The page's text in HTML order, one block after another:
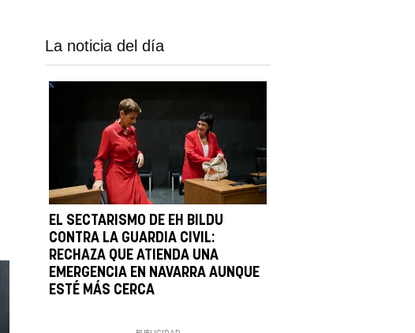
La noticia del día
EL SECTARISMO DE EH BILDU
CONTRA LA GUARDIA CIVIL:
RECHAZA QUE ATIENDA UNA
EMERGENCIA EN NAVARRA AUNQUE
ESTÉ MÁS CERCA